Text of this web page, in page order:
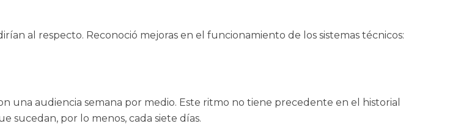
al respecto. Reconoció mejoras en el funcionamiento de los sistemas técnicos:
una audiencia semana por medio. Este ritmo no tiene precedente en el historial
sucedan, por lo menos, cada siete días.